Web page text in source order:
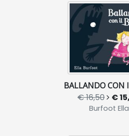
BALLANDO CON
€ 16,50 €
Burfoot Ella